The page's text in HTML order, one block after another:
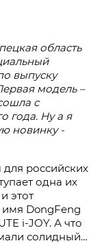
область
выпуску
модель –
с
года. Ну а я
новинку -
российских
одна их
этот
DongFeng
i‑JOY. А что
солидный…